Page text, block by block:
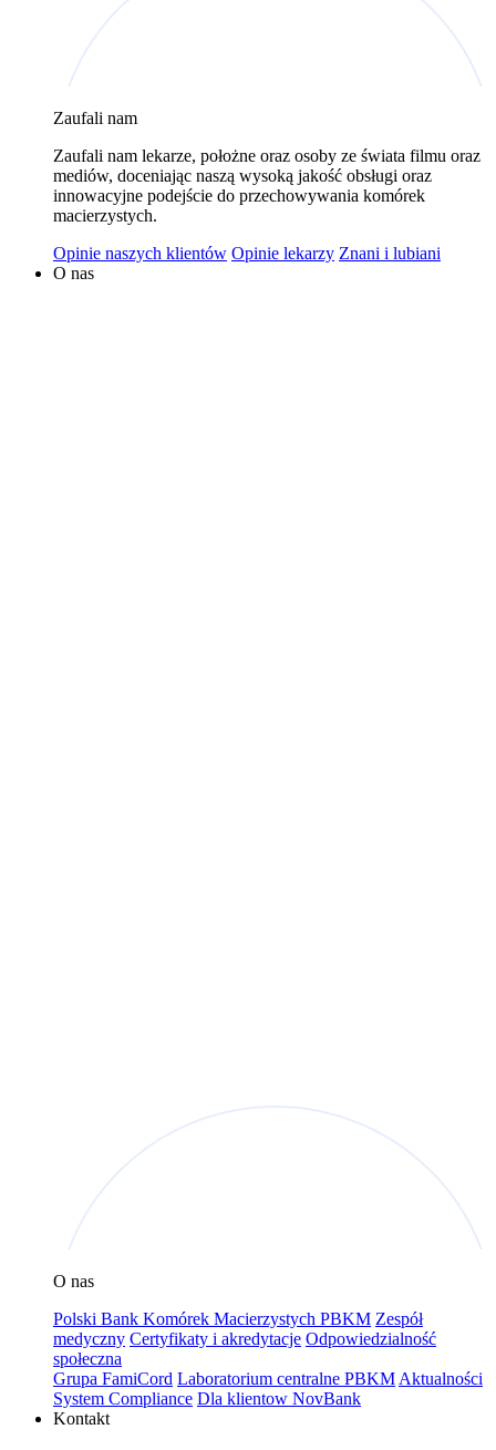
wykorzystywaniem plików cookies w powyższych celach
danych osobowych, w tym o przysługujących prawach,
znajduje się wPolityce Prywatności.
Zaufali nam
Zaufali nam lekarze, położne oraz osoby ze świata filmu oraz
mediów, doceniając naszą wysoką jakość obsługi oraz
innowacyjne podejście do przechowywania komórek
macierzystych.
Opinie naszych klientów Opinie lekarzy Znani i lubiani
O nas
O nas
Polski Bank Komórek Macierzystych PBKM Zespół
medyczny Certyfikaty i akredytacje Odpowiedzialność
społeczna
Grupa FamiCord Laboratorium centralne PBKM Aktualności
System Compliance Dla klientow NovBank
Kontakt